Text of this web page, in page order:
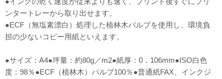
ンタートレーから取り出せます。
●ECF（無塩素漂白）処理した植林木パルプを使用し、環境負
担の少ないコピー用紙といえます。
●サイズ：A4●坪量：約80g／m2●紙厚：0．106mm●ISO白色
度：98％●ECF（植林木）パルプ100％●普通紙FAX、インクジ